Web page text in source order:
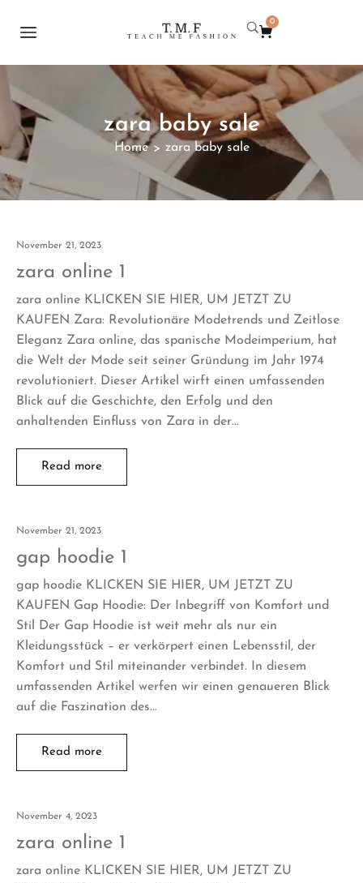
0
zara baby sale
Home > zara baby sale
November 21, 2023
zara online 1
zara online KLICKEN SIE HIER, UM JETZT ZU
KAUFEN Zara: Revolutionäre Modetrends und Zeitlose
Eleganz Zara online, das spanische Modeimperium, hat
die Welt der Mode seit seiner Gründung im Jahr 1974
revolutioniert. Dieser Artikel wirft einen umfassenden
Blick auf die Geschichte, den Erfolg und den
anhaltenden Einfluss von Zara in der…
Read more
November 21, 2023
gap hoodie 1
gap hoodie KLICKEN SIE HIER, UM JETZT ZU
KAUFEN Gap Hoodie: Der Inbegriff von Komfort und
Stil Der Gap Hoodie ist weit mehr als nur ein
Kleidungsstück – er verkörpert einen Lebensstil, der
Komfort und Stil miteinander verbindet. In diesem
umfassenden Artikel werfen wir einen genaueren Blick
auf die Faszination des…
Read more
November 4, 2023
zara online 1
zara online KLICKEN SIE HIER, UM JETZT ZU